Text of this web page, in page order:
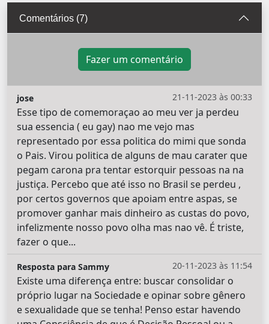
Comentários (7)
Fazer um comentário
21-11-2023 às 00:33
jose
Esse tipo de comemoraçao ao meu ver ja perdeu
sua essencia ( eu gay) nao me vejo mas
representado por essa politica do mimi que sonda
o Pais. Virou politica de alguns de mau carater que
pegam carona pra tentar estorquir pessoas na na
justiça. Percebo que até isso no Brasil se perdeu ,
por certos governos que apoiam entre aspas, se
promover ganhar mais dinheiro as custas do povo,
infelizmente nosso povo olha mas nao vê. É triste,
fazer o que...
20-11-2023 às 11:54
Resposta para Sammy
Existe uma diferença entre: buscar consolidar o
próprio lugar na Sociedade e opinar sobre gênero
e sexualidade que se tenha! Penso estar havendo